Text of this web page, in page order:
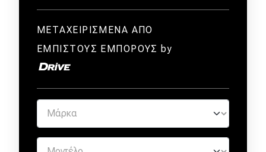
ΜΕΤΑΧΕΙΡΙΣΜΕΝΑ ΑΠΟ
ΕΜΠΙΣΤΟΥΣ ΕΜΠΟΡΟΥΣ by